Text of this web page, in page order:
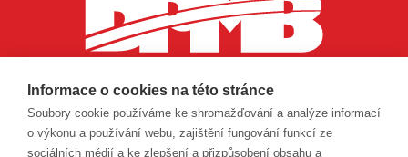
Informace o cookies na této stránce
Soubory cookie používáme ke shromažďování a analýze informací
o výkonu a používání webu, zajištění fungování funkcí ze
sociálních médií a ke zlepšení a přizpůsobení obsahu a